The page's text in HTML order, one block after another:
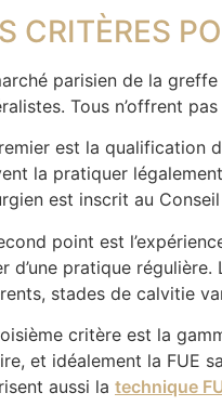
CRITÈRES
parisien de la
Tous n’offrent
est la qualification
la pratiquer
est inscrit au
point est
d’une pratique
stades de calvitie
critère est la
et idéalement la FUE
aussi la technique